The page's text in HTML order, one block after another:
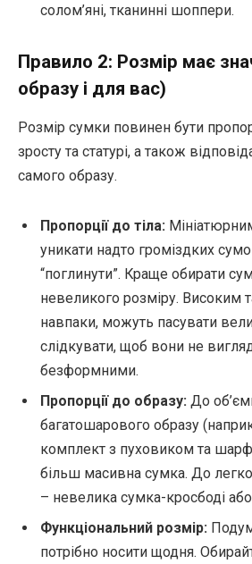
солом’яні, тканинні шоппери.
Правило 2: Розмір має
образу і для вас)
Розмір сумки повинен бути
зросту та статурі, а також
самого образу.
Пропорції до тіла:
уникати надто громіздких
“поглинути”. Краще обирати
невеликого розміру. Високим
навпаки, можуть пасувати
слідкувати, щоб вони не
безформними.
Пропорції до образу: До
багатошарового образу
комплект з пуховиком та
більш масивна сумка. До
– невелика сумка-кросбоді або
Функціональний розмір:
потрібно носити щодня.